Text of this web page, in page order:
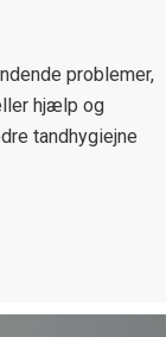
problemer,
hjælp og
tandhygiejne